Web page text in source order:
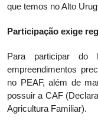
que temos no Alto
Participação exige
Para participar do
empreendimentos
no PEAF, além de
possuir a CAF
Agricultura Familiar).